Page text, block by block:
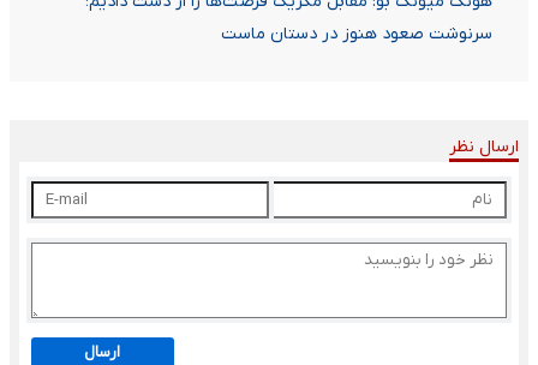
سرنوشت صعود هنوز در دستان ماست
ارسال نظر
ارسال